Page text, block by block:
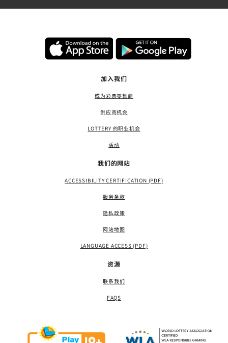
加入我们
成为彩票零售商
供应商机会
LOTTERY 的职业机会
活动
我们的网站
ACCESSIBILITY CERTIFICATION (PDF)
服务条款
隐私政策
网站地图
LANGUAGE ACCESS (PDF)
资源
联系我们
FAQS